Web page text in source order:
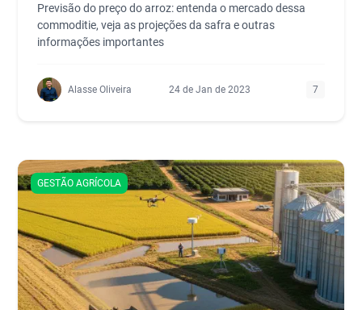
Previsão do preço do arroz: entenda o mercado dessa
commoditie, veja as projeções da safra e outras
informações importantes
Alasse Oliveira 24 de Jan de 2023 7
GESTÃO AGRÍCOLA